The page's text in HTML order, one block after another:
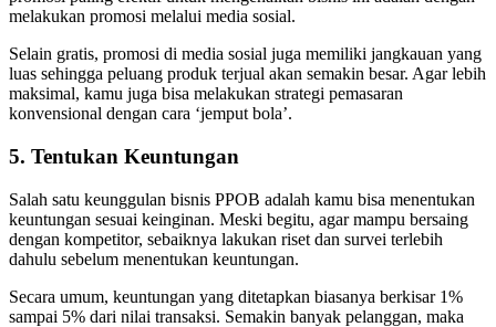
melakukan promosi melalui media sosial.
Selain gratis, promosi di media sosial juga memiliki jangkauan yang
luas sehingga peluang produk terjual akan semakin besar. Agar lebih
maksimal, kamu juga bisa melakukan strategi pemasaran
konvensional dengan cara ‘jemput bola’.
5. Tentukan Keuntungan
Salah satu keunggulan bisnis PPOB adalah kamu bisa menentukan
keuntungan sesuai keinginan. Meski begitu, agar mampu bersaing
dengan kompetitor, sebaiknya lakukan riset dan survei terlebih
dahulu sebelum menentukan keuntungan.
Secara umum, keuntungan yang ditetapkan biasanya berkisar 1%
sampai 5% dari nilai transaksi. Semakin banyak pelanggan, maka